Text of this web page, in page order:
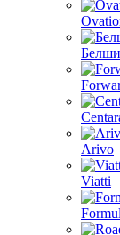
Arivo
Viatti